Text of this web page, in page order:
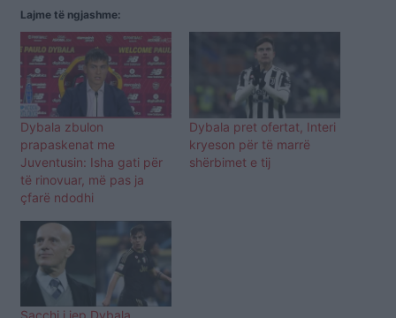
Lajme të ngjashme:
Dybala zbulon
prapaskenat me
Juventusin: Isha gati për
të rinovuar, më pas ja
çfarë ndodhi
Dybala pret ofertat, Interi
kryeson për të marrë
shërbimet e tij